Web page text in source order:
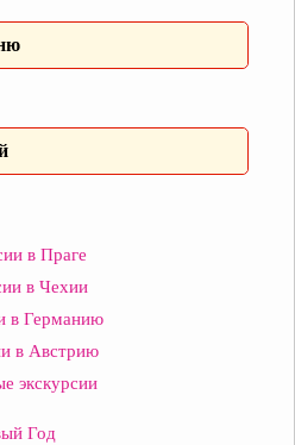
в Праге
в Чехии
в Германию
в Австрию
экскурсии
Год